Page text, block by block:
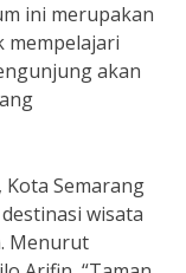
ini merupakan
mempelajari
akan
Semarang
wisata
Menurut